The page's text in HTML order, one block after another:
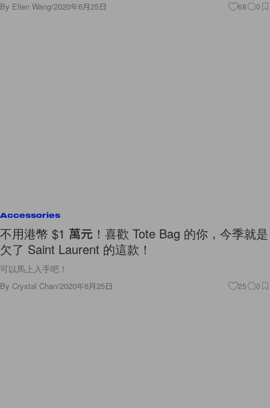
By Ellen Wang/2020年6月25日 68 0
Accessories
不用港幣 $1 萬元！喜歡 Tote Bag 的你，今季就是
欠了 Saint Laurent 的這款！
可以馬上入手吧！
By Crystal Chan/2020年6月25日 25 0